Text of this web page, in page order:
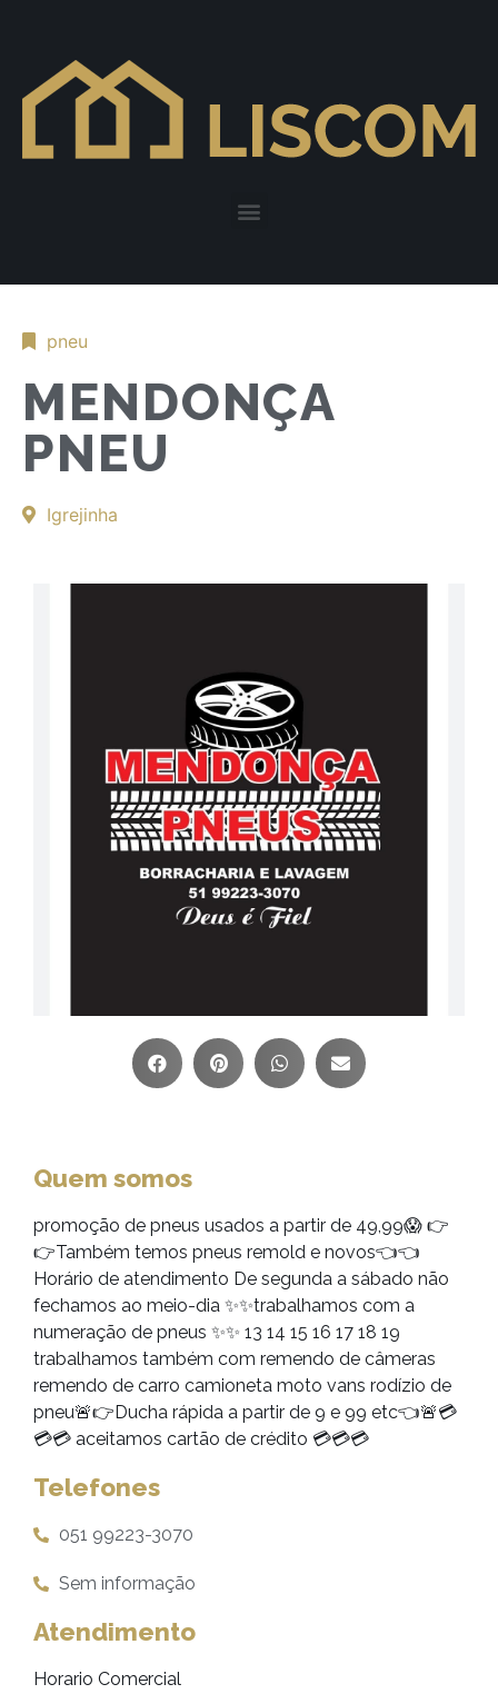
pneu
MENDONÇA
PNEU
Igrejinha
Quem somos
promoção de pneus usados a partir de 49,99😱 👉
👉Também temos pneus remold e novos👈👈
Horário de atendimento De segunda a sábado não
fechamos ao meio-dia ✨✨trabalhamos com a
numeração de pneus ✨✨ 13 14 15 16 17 18 19
trabalhamos também com remendo de câmeras
remendo de carro camioneta moto vans rodízio de
pneu🚨👉Ducha rápida a partir de 9 e 99 etc👈🚨💳
💳💳 aceitamos cartão de crédito 💳💳💳
Telefones
051 99223-3070
Sem informação
Atendimento
Horario Comercial